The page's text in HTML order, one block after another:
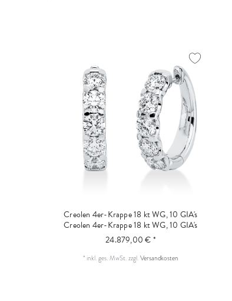
Creolen 4er-Krappe 18 kt WG, 10 GIA's
Creolen 4er-Krappe 18 kt WG, 10 GIA's
24.879,00 € *
* inkl. ges. MwSt.zzgl.Versandkosten